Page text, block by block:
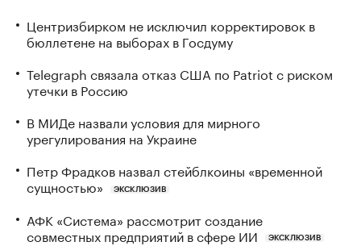
Центризбирком не исключил корректировок в
бюллетене на выборах в Госдуму
Telegraph связала отказ США по Patriot с риском
утечки в Россию
В МИДе назвали условия для мирного
урегулирования на Украине
Петр Фрадков назвал стейблкоины «временной
сущностью»
ЭКСКЛЮЗИВ
АФК «Система» рассмотрит создание
совместных предприятий в сфере ИИ
ЭКСКЛЮЗИВ